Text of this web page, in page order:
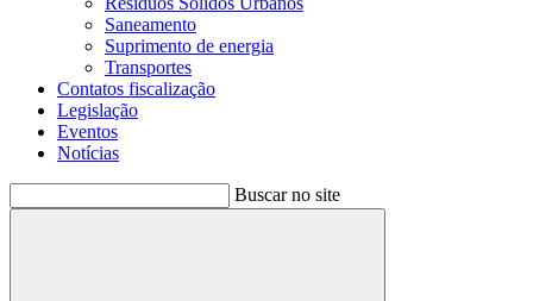
Saneamento
Suprimento de energia
Transportes
Contatos fiscalização
Legislação
Eventos
Notícias
Buscar no site